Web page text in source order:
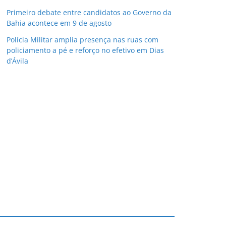
Primeiro debate entre candidatos ao Governo da
Bahia acontece em 9 de agosto
Polícia Militar amplia presença nas ruas com
policiamento a pé e reforço no efetivo em Dias
d’Ávila